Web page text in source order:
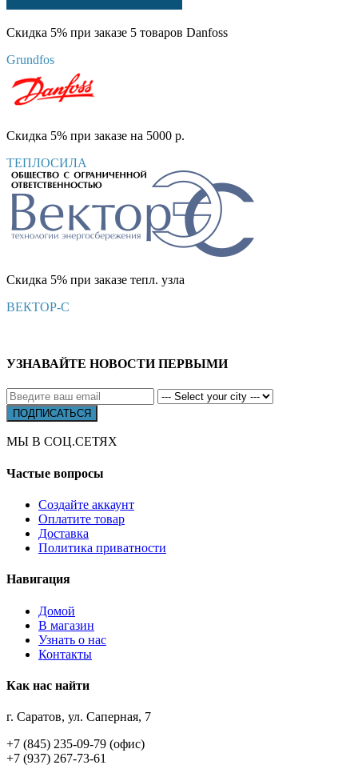
Скидка 5% при заказе 5 товаров Danfoss
Grundfos
Скидка 5% при заказе на 5000 р.
ТЕПЛОСИЛА
Скидка 5% при заказе тепл. узла
ВЕКТОР-С
УЗНАВАЙТЕ НОВОСТИ ПЕРВЫМИ
МЫ В СОЦ.СЕТЯХ
Частые вопросы
Создайте аккаунт
Оплатите товар
Доставка
Политика приватности
Навигация
Домой
В магазин
Узнать о нас
Контакты
Как нас найти
г. Саратов, ул. Саперная, 7
+7 (845) 235-09-79 (офис)
+7 (937) 267-73-61